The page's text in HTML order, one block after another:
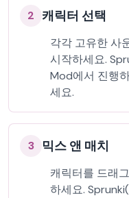
2 캐릭터 선택
각각 고유한 사
시작하세요.
Mod에서 진행
세요.
3 믹스 앤 매치
캐릭터를 드래
하세요.